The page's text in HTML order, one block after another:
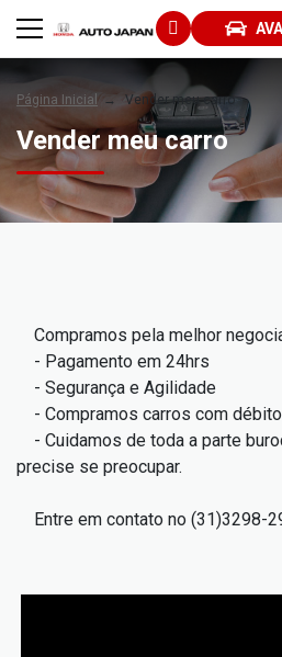
Página Inicial Vender meu carro
Vender meu carro
Compramos pela melhor
- Pagamento em 24hrs
- Segurança e Agilidade
- Compramos carros com
- Cuidamos de toda a parte
precise se preocupar.
Entre em contato no (31)3298-